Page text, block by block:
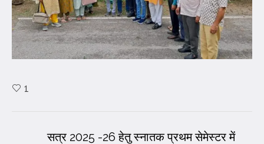
1
सत्र 2025 -26 हेतु स्नातक प्रथम सेमेस्टर में